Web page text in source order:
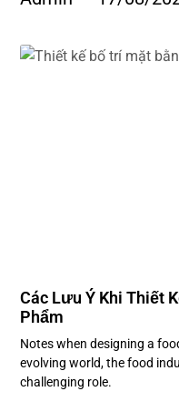
Các Lưu Ý Khi Thiết
Phẩm
Notes when designing a
evolving world, the food
challenging role.